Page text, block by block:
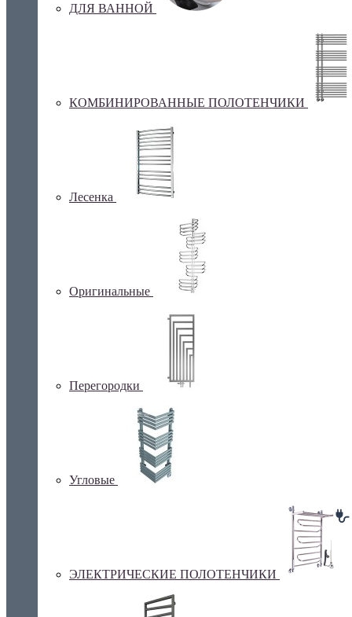
ДЛЯ ВАННОЙ
КОМБИНИРОВАННЫЕ ПОЛОТЕНЧИКИ
Лесенка
Оригинальные
Перегородки
Угловые
ЭЛЕКТРИЧЕСКИЕ ПОЛОТЕНЧИКИ